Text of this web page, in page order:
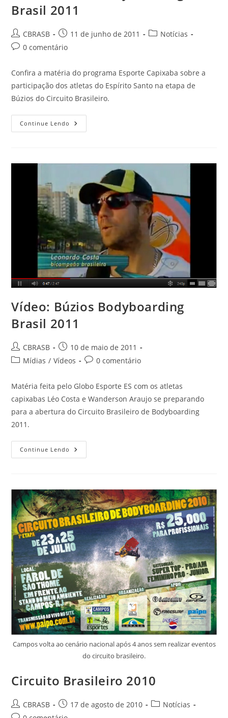
Brasil 2011
Autor
do
CBRASB
Post
publicado:
11 de junho de 2011
Categoria
Notícias
Comentários
post:
0 comentário
Confira a matéria do programa Esporte Capixaba sobre a
participação dos atletas do Espírito Santo na etapa de
Búzios do Circuito Brasileiro.
Continue Lendo Vídeo:
Búzios
Vídeo: Búzios Bodyboarding
Brasil 2011
Autor
do
CBRASB
Post
publicado:
10 de maio de 2011
Categoria
post:
Mídias / Vídeos
Comentários
post:
0 comentário
Matéria feita pelo Globo Esporte ES com os atletas
capixabas Léo Costa e Wanderson Araujo se preparando
para a abertura do Circuito Brasileiro de Bodyboarding
2011.
Continue Lendo Vídeo:
Búzios
Campos volta ao cenário nacional após 4 anos sem realizar eventos
do circuito brasileiro.
Circuito Brasileiro 2010
Autor
do
CBRASB
Post
publicado:
17 de agosto de 2010
Categoria
Notícias